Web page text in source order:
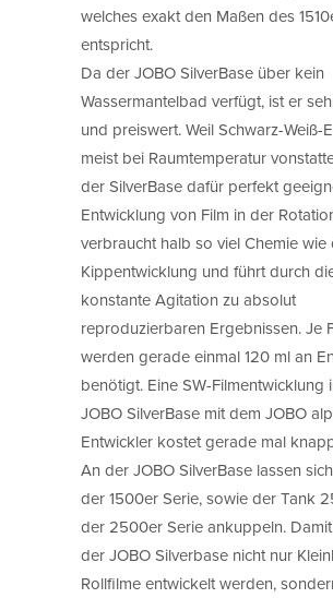
welches exakt den Maßen des
entspricht.
Da der JOBO SilverBase über kein
Wassermantelbad verfügt, ist er
und preiswert. Weil Schwarz-Weiß-
meist bei Raumtemperatur
der SilverBase dafür perfekt
Entwicklung von Film in der
verbraucht halb so viel Chemie wie
Kippentwicklung und führt durch
konstante Agitation zu absolut
reproduzierbaren Ergebnissen. Je
werden gerade einmal 120 ml an
benötigt. Eine SW-Filmentwicklung
JOBO SilverBase mit dem JOBO
Entwickler kostet gerade mal
An der JOBO SilverBase lassen
der 1500er Serie, sowie der Tank
der 2500er Serie ankuppeln.
der JOBO Silverbase nicht nur
Rollfilme entwickelt werden,